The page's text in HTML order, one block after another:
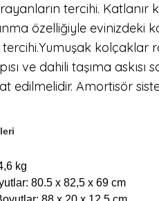
tercihi.
özelliğiyle evinizdeki
kolçaklar
ve dahili taşıma askısı
edilmelidir. Amortisör
kg
80.5 x 82,5 x 69 cm